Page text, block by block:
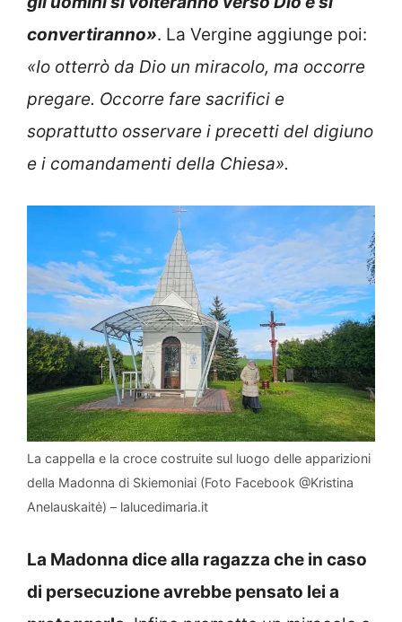
convertiranno». La Vergine aggiunge poi:
«Io otterrò da Dio un miracolo, ma occorre
pregare. Occorre fare sacrifici e
soprattutto osservare i precetti del digiuno
e i comandamenti della Chiesa».
La cappella e la croce costruite sul luogo delle apparizioni
della Madonna di Skiemoniai (Foto Facebook @Kristina
Anelauskaitė) – lalucedimaria.it
La Madonna dice alla ragazza che in caso
di persecuzione avrebbe pensato lei a